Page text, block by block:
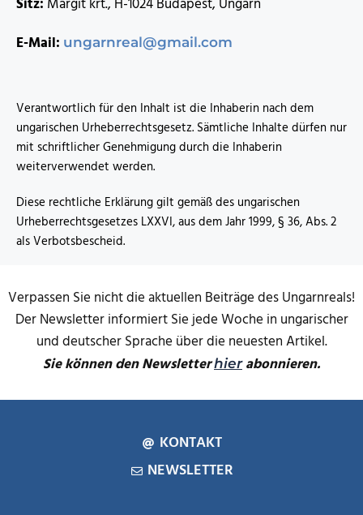
Sitz: Margit krt., H-1024 Budapest, Ungarn
E-Mail: ungarnreal@gmail.com
Verantwortlich für den Inhalt ist die Inhaberin nach dem
ungarischen Urheberrechtsgesetz. Sämtliche Inhalte dürfen nur
mit schriftlicher Genehmigung durch die Inhaberin
weiterverwendet werden.
Diese rechtliche Erklärung gilt gemäß des ungarischen
Urheberrechtsgesetzes LXXVI, aus dem Jahr 1999, § 36, Abs. 2
als Verbotsbescheid.
Verpassen Sie nicht die aktuellen Beiträge des Ungarnreals!
Der Newsletter informiert Sie jede Woche in ungarischer
und deutscher Sprache über die neuesten Artikel.
Sie können den Newsletterhierabonnieren.
KONTAKT
NEWSLETTER